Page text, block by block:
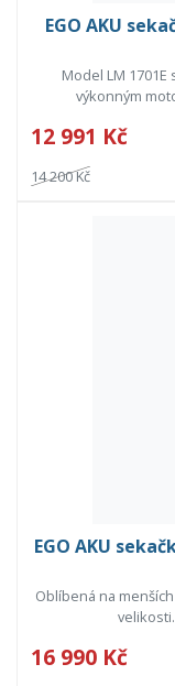
EGO AKU
Model LM
výkonným
12 991 Kč
14 200 Kč
EGO AKU
Oblíbená na
16 990 Kč